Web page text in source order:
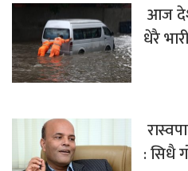
आज
धेरै
: सिधै